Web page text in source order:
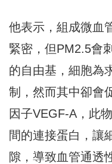
他表示，組成微血
緊密，但PM2.5會
的自由基，細胞為
制，然而其中卻會
因子VEGF-A，此
間的連接蛋白，讓
隙，導致血管通透